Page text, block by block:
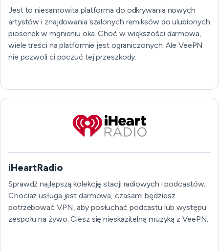
Jest to niesamowita platforma do odkrywania nowych
artystów i znajdowania szalonych remiksów do ulubionych
piosenek w mgnieniu oka. Choć w większości darmowa,
wiele treści na platformie jest ograniczonych. Ale VeePN
nie pozwoli ci poczuć tej przeszkody.
iHeartRadio
Sprawdź najlepszą kolekcję stacji radiowych i podcastów.
Chociaż usługa jest darmowa, czasami będziesz
potrzebować VPN, aby posłuchać podcastu lub występu
zespołu na żywo. Ciesz się nieskazitelną muzyką z VeePN.